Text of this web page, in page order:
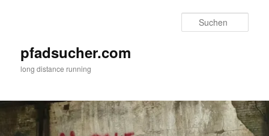
pfadsucher.com
long distance running